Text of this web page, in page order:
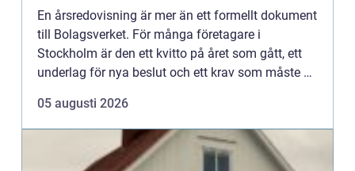
En årsredovisning är mer än ett formellt dokument
till Bolagsverket. För många företagare i
Stockholm är den ett kvitto på året som gått, ett
underlag för nya beslut och ett krav som måste bli
osäkerhet ...
05 augusti 2026